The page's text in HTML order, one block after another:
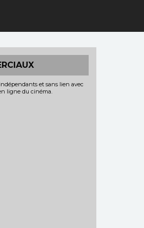
et sans lien avec
ligne du cinéma.